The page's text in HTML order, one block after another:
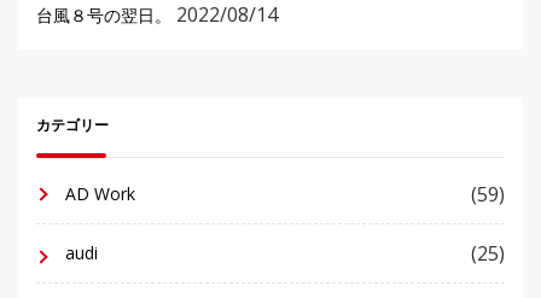
台風８号の翌日。 2022/08/14
カテゴリー
AD Work (59)
audi (25)